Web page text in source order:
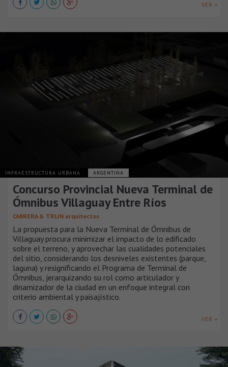
VER +
INFRAESTRUCTURA URBANA ARGENTINA
Concurso Provincial Nueva Terminal de
Ómnibus Villaguay Entre Ríos
CABRERA & TRLIN arquitectos
La propuesta para la Nueva Terminal de Ómnibus de
Villaguay procura minimizar el impacto de lo edificado
sobre el terreno, y aprovechar las cualidades potenciales
del sitio, considerando los desniveles existentes (parque,
laguna) y resignificando el Programa de Terminal de
Ómnibus, jerarquizando su rol como articulador y
dinamizador de la ciudad en un enfoque integral con
criterio ambiental y paisajístico.
VER +